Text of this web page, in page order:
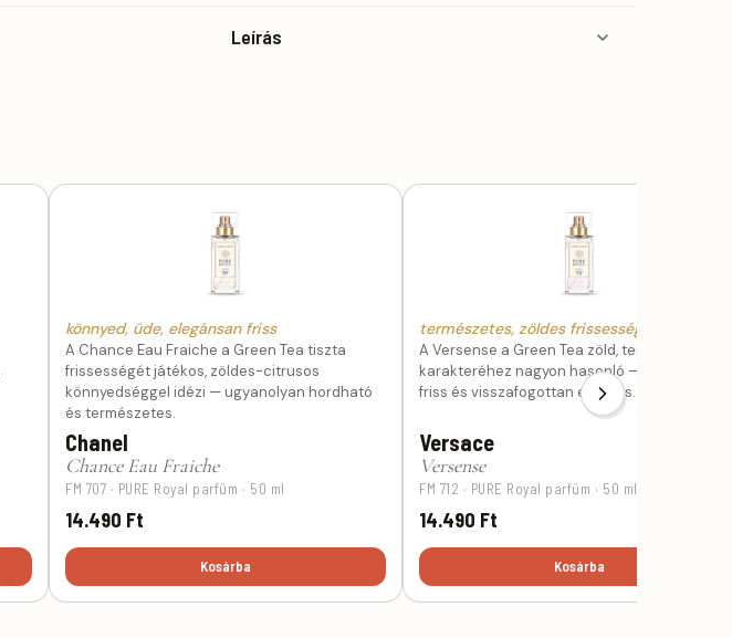
Leírás
könnyed, üde, elegánsan friss
A Chance Eau Fraiche a Green Tea tiszta
frissességét játékos, zöldes-citrusos
könnyedséggel idézi — ugyanolyan hordható
és természetes.
Chanel
Chance Eau Fraiche
FM 707 · PURE Royal parfüm · 50 ml
14.490 Ft
Kosárba
természetes, zöldes frissesség
A Versense a Green Tea zöld, természetes
karakteréhez nagyon hasonló — földközeli,
friss és visszafogottan elegáns.
Versace
Versense
FM 712 · PURE Royal parfüm · 50 ml
14.490 Ft
Kosárba